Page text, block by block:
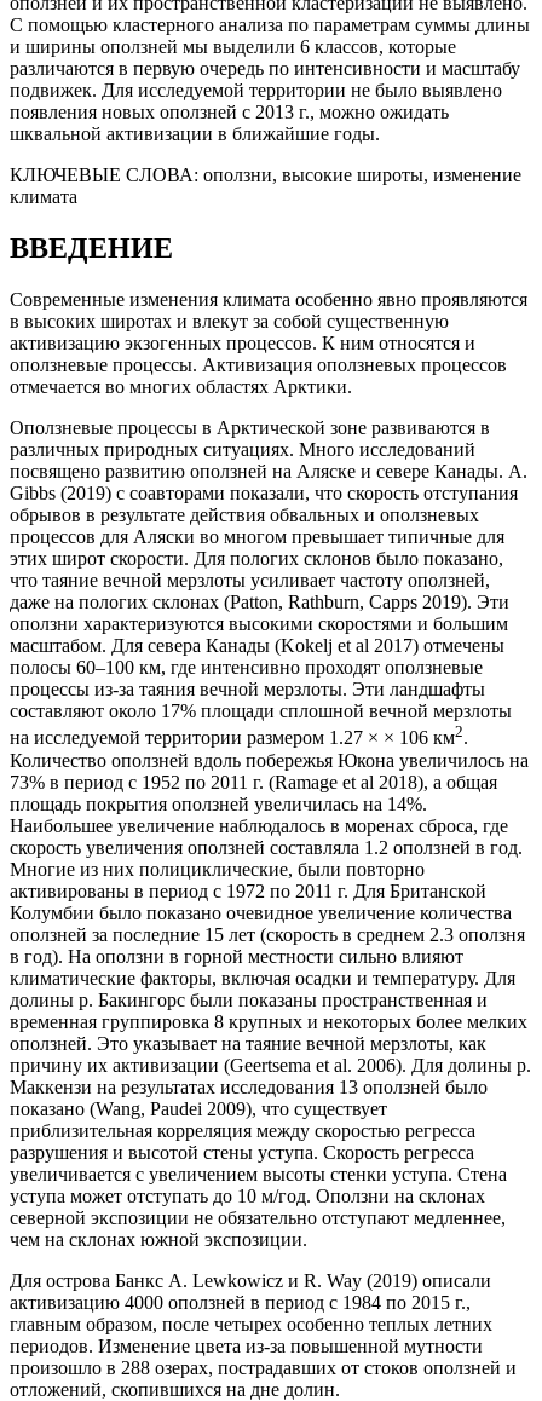
С помощью кластерного анализа по параметрам суммы длины
и ширины оползней мы выделили 6 классов, которые
различаются в первую очередь по интенсивности и масштабу
подвижек. Для исследуемой территории не было выявлено
появления новых оползней с 2013 г., можно ожидать
шквальной активизации в ближайшие годы.
КЛЮЧЕВЫЕ СЛОВА: оползни, высокие широты, изменение
климата
ВВЕДЕНИЕ
Современные изменения климата особенно явно проявляются
в высоких широтах и влекут за собой существенную
активизацию экзогенных процессов. К ним относятся и
оползневые процессы. Активизация оползневых процессов
отмечается во многих областях Арктики.
Оползневые процессы в Арктической зоне развиваются в
различных природных ситуациях. Много исследований
посвящено развитию оползней на Аляске и севере Канады. A.
Gibbs (2019) с соавторами показали, что скорость отступания
обрывов в результате действия обвальных и оползневых
процессов для Аляски во многом превышает типичные для
этих широт скорости. Для пологих склонов было показано,
что таяние вечной мерзлоты усиливает частоту оползней,
даже на пологих склонах (Patton, Rathburn, Capps 2019). Эти
оползни характеризуются высокими скоростями и большим
масштабом. Для севера Канады (Kokelj et al 2017) отмечены
полосы 60–100 км, где интенсивно проходят оползневые
процессы из-за таяния вечной мерзлоты. Эти ландшафты
составляют около 17% площади сплошной вечной мерзлоты
на исследуемой территории размером 1.27 × × 106 км2.
Количество оползней вдоль побережья Юкона увеличилось на
73% в период с 1952 по 2011 г. (Ramage et al 2018), а общая
площадь покрытия оползней увеличилась на 14%.
Наибольшее увеличение наблюдалось в моренах сброса, где
скорость увеличения оползней составляла 1.2 оползней в год.
Многие из них полициклические, были повторно
активированы в период с 1972 по 2011 г. Для Британской
Колумбии было показано очевидное увеличение количества
оползней за последние 15 лет (скорость в среднем 2.3 оползня
в год). На оползни в горной местности сильно влияют
климатические факторы, включая осадки и температуру. Для
долины р. Бакингорс были показаны пространственная и
временная группировка 8 крупных и некоторых более мелких
оползней. Это указывает на таяние вечной мерзлоты, как
причину их активизации (Geertsema et al. 2006). Для долины р.
Маккензи на результатах исследования 13 оползней было
показано (Wang, Paudei 2009), что существует
приблизительная корреляция между скоростью регресса
разрушения и высотой стены уступа. Скорость регресса
увеличивается с увеличением высоты стенки уступа. Стена
уступа может отступать до 10 м/год. Оползни на склонах
северной экспозиции не обязательно отступают медленнее,
чем на склонах южной экспозиции.
Для острова Банкс A. Lewkowicz и R. Way (2019) описали
активизацию 4000 оползней в период с 1984 по 2015 г.,
главным образом, после четырех особенно теплых летних
периодов. Изменение цвета из-за повышенной мутности
произошло в 288 озерах, пострадавших от стоков оползней и
отложений, скопившихся на дне долин.